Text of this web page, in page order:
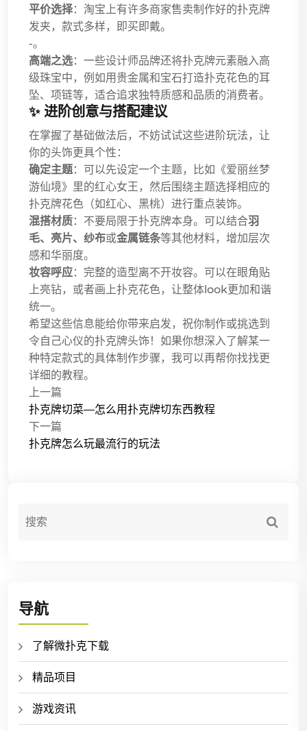
平价选择：淘宝上有许多商家售卖制作好的扑克牌
发夹，款式多样，即买即戴。
-。
高端之选：一些设计师品牌还将扑克牌元素融入高
级珠宝中，例如用贵金属和宝石打造扑克花色的耳
坠、项链等，适合追求独特质感和品质的消费者。
✨ 进阶创意与搭配建议
在掌握了基础做法后，不妨试试这些进阶玩法，让
你的头饰更具个性：
确定主题：可以先设定一个主题，比如《爱丽丝梦
游仙境》里的红心女王，然后围绕主题选择相应的
扑克牌花色（如红心、黑桃）进行重点装饰。
混搭材质：不要局限于扑克牌本身。可以结合羽
毛、亮片、纱布或金属链条等其他材料，增加层次
感和华丽度。
妆容呼应：完整的造型离不开妆容。可以在眼角贴
上亮钻，或者画上扑克花色，让整体look更加和谐
统一。
希望这些信息能给你带来启发，祝你制作或挑选到
令自己心仪的扑克牌头饰！如果你想深入了解某一
种特定款式的具体制作步骤，我可以再帮你找找更
详细的教程。
上一篇
扑克牌切菜—怎么用扑克牌切东西教程
下一篇
扑克牌怎么玩最流行的玩法
导航
了解微扑克下载
精品项目
游戏资讯